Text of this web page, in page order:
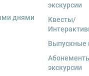
предоставляет в
время проведения
порчи
5500 руб. 00 коп.
маршрута
по решению
днями
экскурсии
Квесты/
Выпускные
экскурсии